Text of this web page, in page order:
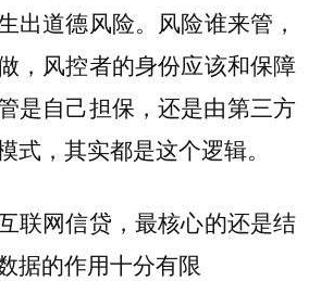
出道德风险。 风险谁来管，
，风控者的身份应该和保障
自己担保，还是由第三方
式，其实都是这个逻辑。
联网信贷，最核心的还是结
据的作用十分有限